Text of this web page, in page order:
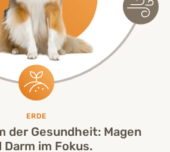
ERDE
der Gesundheit: Magen
Darm im Fokus.